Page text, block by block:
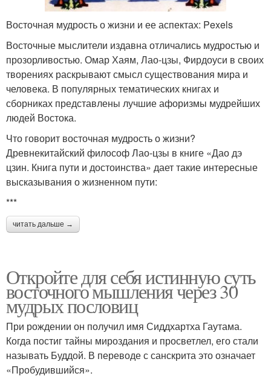
Восточная мудрость о жизни и ее аспектах: Pexels
Восточные мыслители издавна отличались мудростью и
прозорливостью. Омар Хаям, Лао-цзы, Фирдоуси в своих
творениях раскрывают смысл существования мира и
человека. В популярных тематических книгах и
сборниках представлены лучшие афоризмы мудрейших
людей Востока.
Что говорит восточная мудрость о жизни?
Древнекитайский философ Лао-цзы в книге «Дао дэ
цзин. Книга пути и достоинства» дает такие интересные
высказывания о жизненном пути:
***
читать дальше →
Откройте для себя истинную суть
восточного мышления через 30
мудрых пословиц
При рождении он получил имя Сиддхартха Гаутама.
Когда постиг тайны мироздания и просветлел, его стали
называть Буддой. В переводе с санскрита это означает
«Пробудившийся».